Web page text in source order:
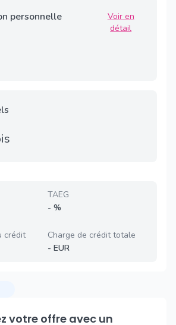
personnelle
Voir en
détail
TAEG
- %
crédit
Charge de crédit totale
- EUR